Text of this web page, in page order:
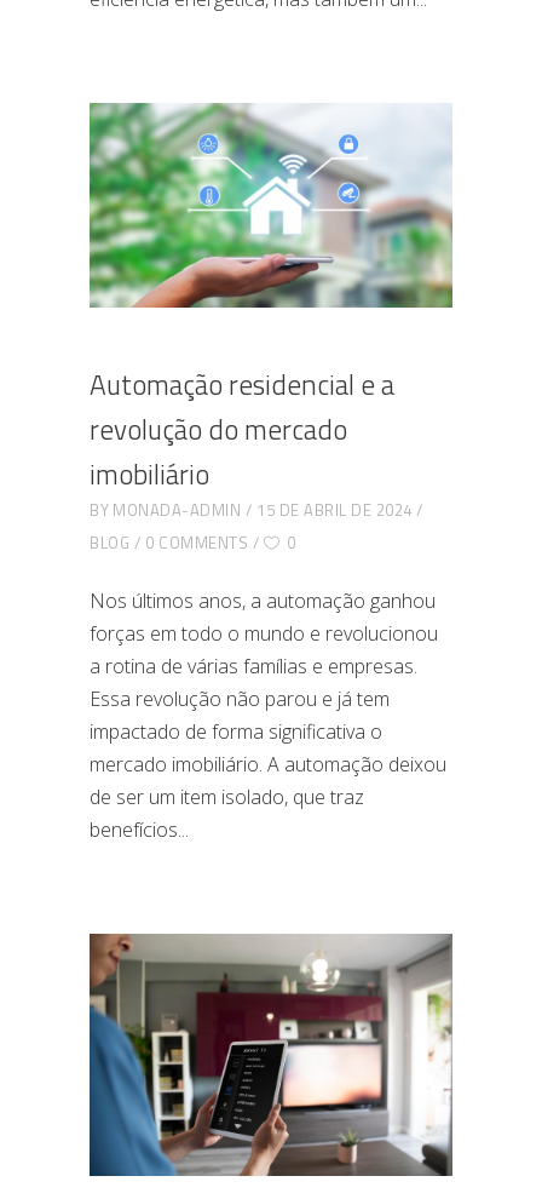
Automação residencial e a
revolução do mercado
imobiliário
BY MONADA-ADMIN
15 DE ABRIL DE 2024
BLOG
0 COMMENTS 0
Nos últimos anos, a automação ganhou
forças em todo o mundo e revolucionou
a rotina de várias famílias e empresas.
Essa revolução não parou e já tem
impactado de forma significativa o
mercado imobiliário. A automação deixou
de ser um item isolado, que traz
benefícios